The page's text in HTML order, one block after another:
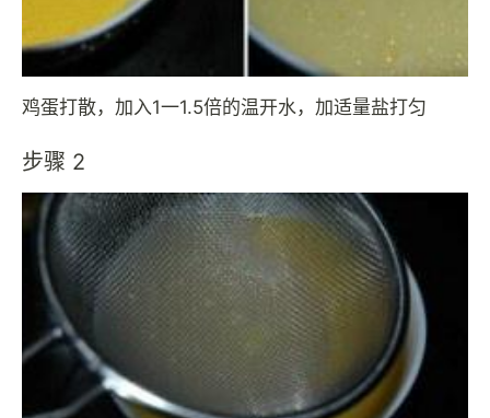
鸡蛋打散，加入1一1.5倍的温开水，加适量盐打匀
步骤 2